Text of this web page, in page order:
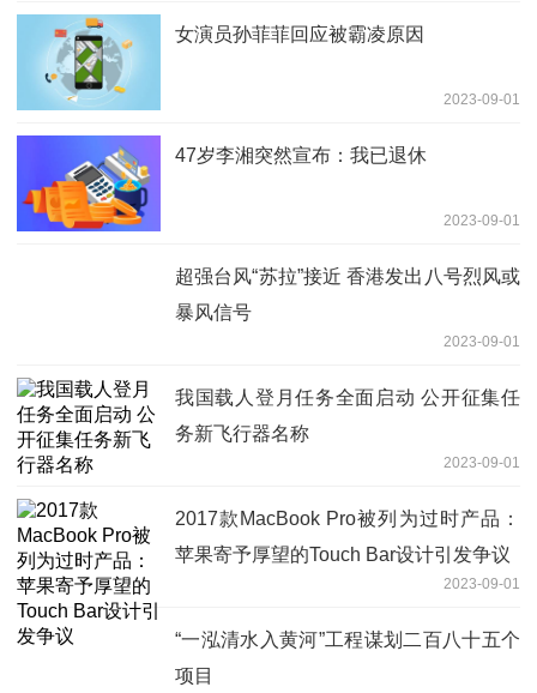
女演员孙菲菲回应被霸凌原因
2023-09-01
47岁李湘突然宣布：我已退休
2023-09-01
超强台风“苏拉”接近 香港发出八号烈风或
暴风信号
2023-09-01
我国载人登月任务全面启动 公开征集任
务新飞行器名称
2023-09-01
2017款MacBook Pro被列为过时产品：
苹果寄予厚望的Touch Bar设计引发争议
2023-09-01
“一泓清水入黄河”工程谋划二百八十五个
项目